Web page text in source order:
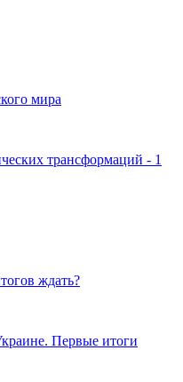
мира
трансформаций - 1
ждать?
Первые итоги